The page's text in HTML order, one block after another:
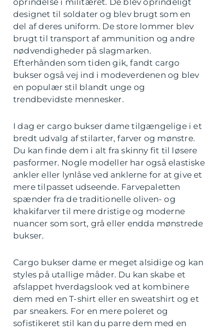
oprindelse i militæret. De blev oprindeligt
designet til soldater og blev brugt som en
del af deres uniform. De store lommer blev
brugt til transport af ammunition og andre
nødvendigheder på slagmarken.
Efterhånden som tiden gik, fandt cargo
bukser også vej ind i modeverdenen og blev
en populær stil blandt unge og
trendbevidste mennesker.
I dag er cargo bukser dame tilgængelige i et
bredt udvalg af stilarter, farver og mønstre.
Du kan finde dem i alt fra skinny fit til løsere
pasformer. Nogle modeller har også elastiske
ankler eller lynlåse ved anklerne for at give et
mere tilpasset udseende. Farvepaletten
spænder fra de traditionelle oliven- og
khakifarver til mere dristige og moderne
nuancer som sort, grå eller endda mønstrede
bukser.
Cargo bukser dame er meget alsidige og kan
styles på utallige måder. Du kan skabe et
afslappet hverdagslook ved at kombinere
dem med en T-shirt eller en sweatshirt og et
par sneakers. For en mere poleret og
sofistikeret stil kan du parre dem med en